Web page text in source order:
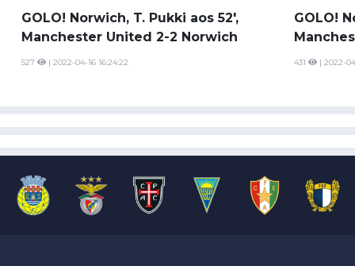
GOLO! Norwich, T. Pukki aos 52',
Manchester United 2-2 Norwich
527 | 2022-04-16 16:24:22
GOLO!
431 | 2022-